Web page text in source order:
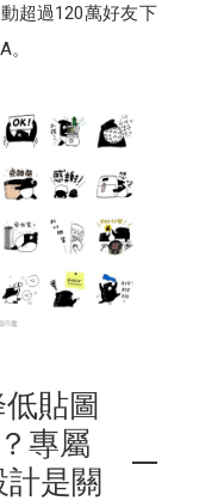
超過120萬好友下
貼圖
專屬
計是關